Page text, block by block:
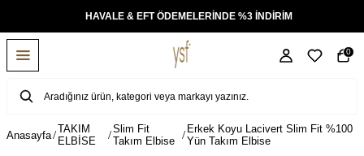
HAVALE & EFT ÖDEMELERİNDE %3 İNDİRİM
0
Anasayfa TAKIM
ELBİSE
Slim Fit
Takım Elbise
Erkek Koyu Lacivert Slim Fit %100
Yün Takım Elbise